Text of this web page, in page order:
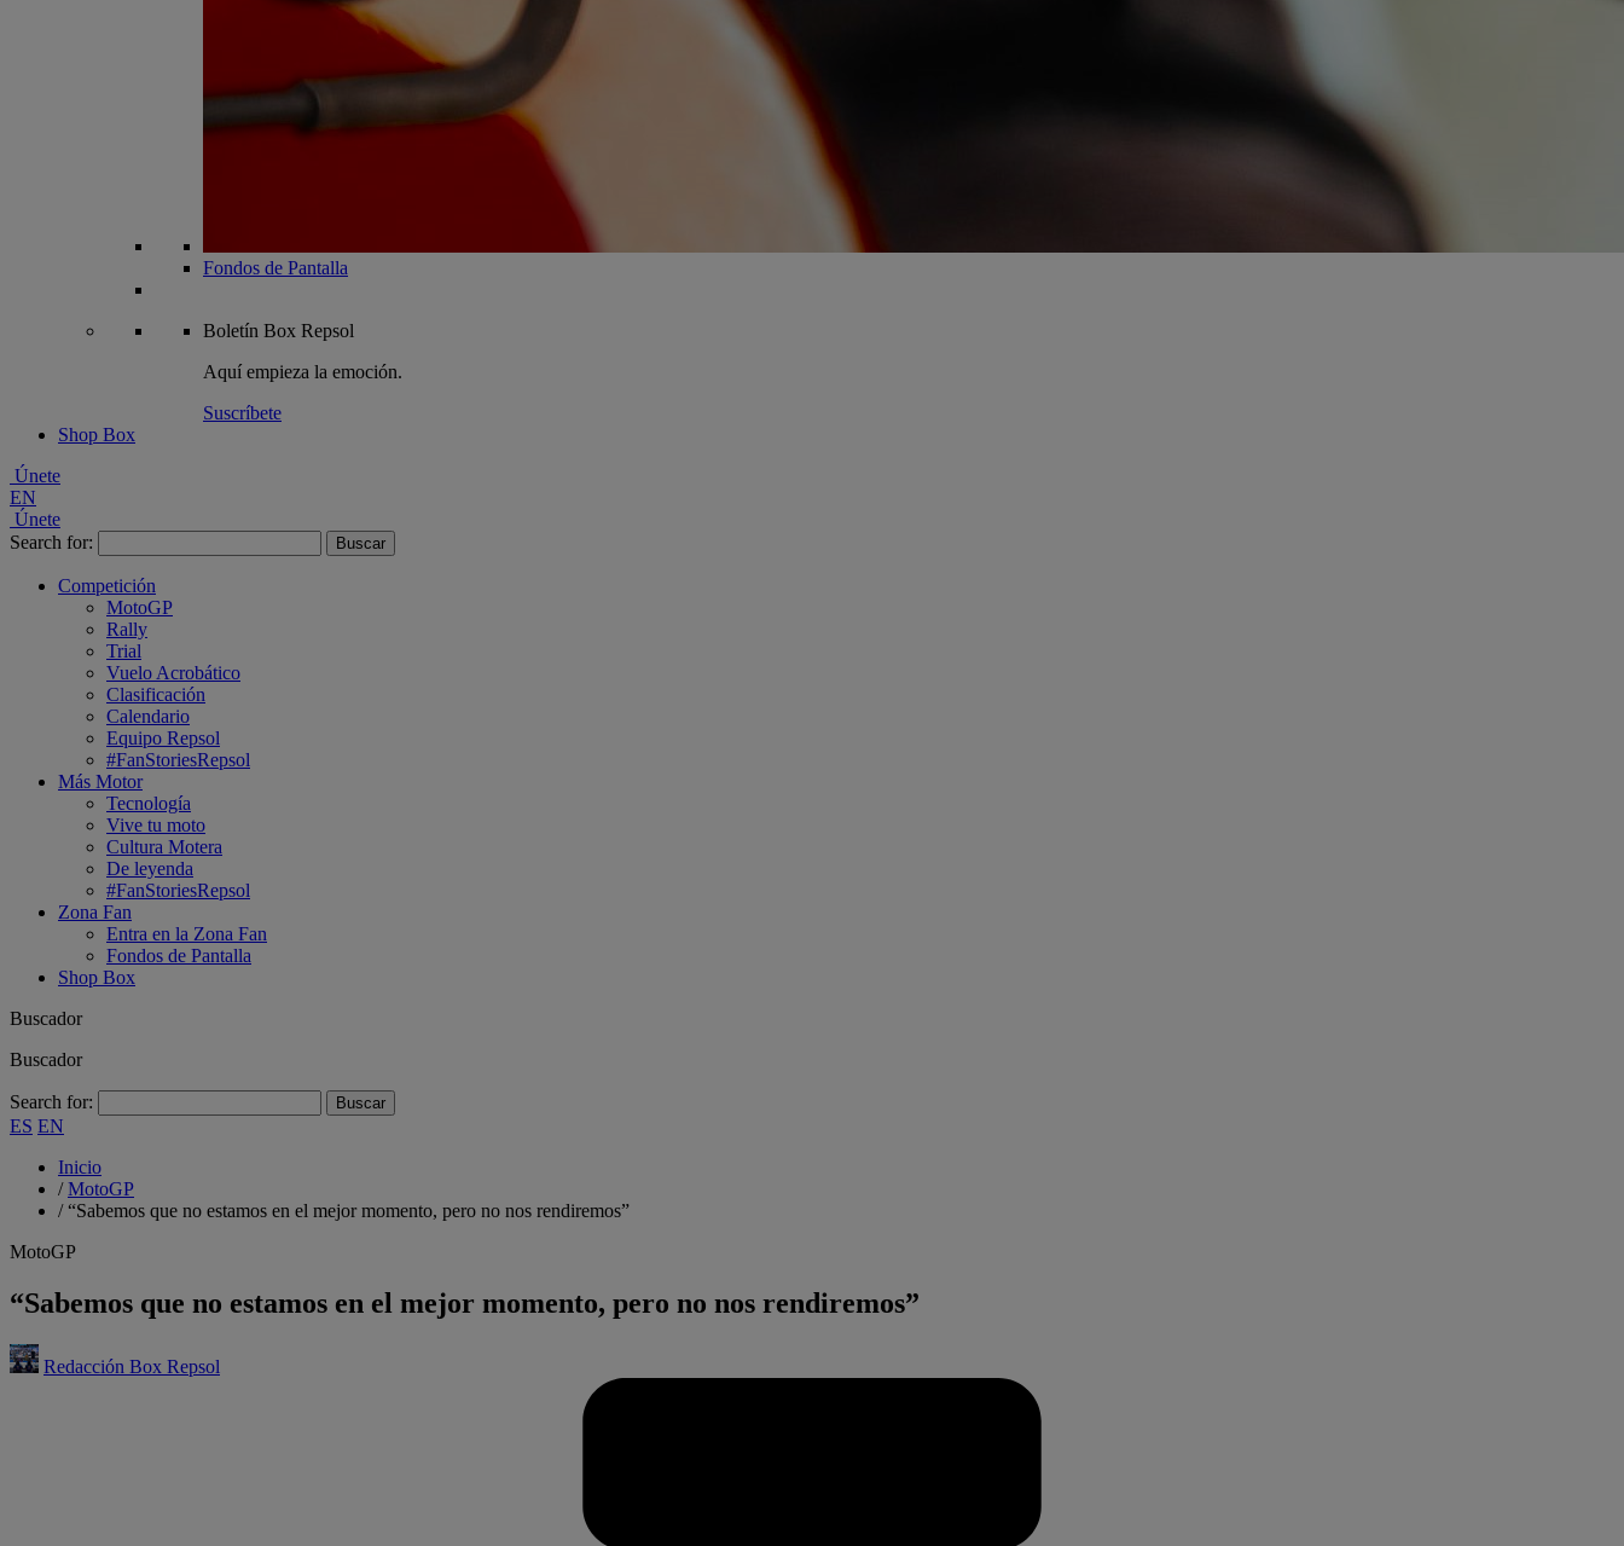
Fondos de Pantalla
Boletín Box Repsol
Aquí empieza la emoción.
Suscríbete
Shop Box
Únete
EN
Únete
Search for:
Competición
MotoGP
Rally
Trial
Vuelo Acrobático
Clasificación
Calendario
Equipo Repsol
#FanStoriesRepsol
Más Motor
Tecnología
Vive tu moto
Cultura Motera
De leyenda
#FanStoriesRepsol
Zona Fan
Entra en la Zona Fan
Fondos de Pantalla
Shop Box
Buscador
Buscador
Search for:
ES EN
Inicio
/MotoGP
/ “Sabemos que no estamos en el mejor momento, pero no nos rendiremos”
MotoGP
“Sabemos que no estamos en el mejor momento, pero no nos rendiremos”
Redacción Box Repsol